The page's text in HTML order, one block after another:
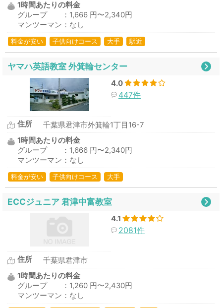
1時間あたりの料金
グループ ：1,666 円〜2,340円
マンツーマン：なし
料金が安い 子供向けコース 大手 駅近
ヤマハ英語教室 外箕輪センター
4.0
447件
住所
千葉県君津市外箕輪1丁目16-7
1時間あたりの料金
グループ ：1,666 円〜2,340円
マンツーマン：なし
料金が安い 子供向けコース 大手
ECCジュニア 君津中富教室
4.1
2081件
住所
千葉県君津市
1時間あたりの料金
グループ ：1,260 円〜2,430円
マンツーマン：なし